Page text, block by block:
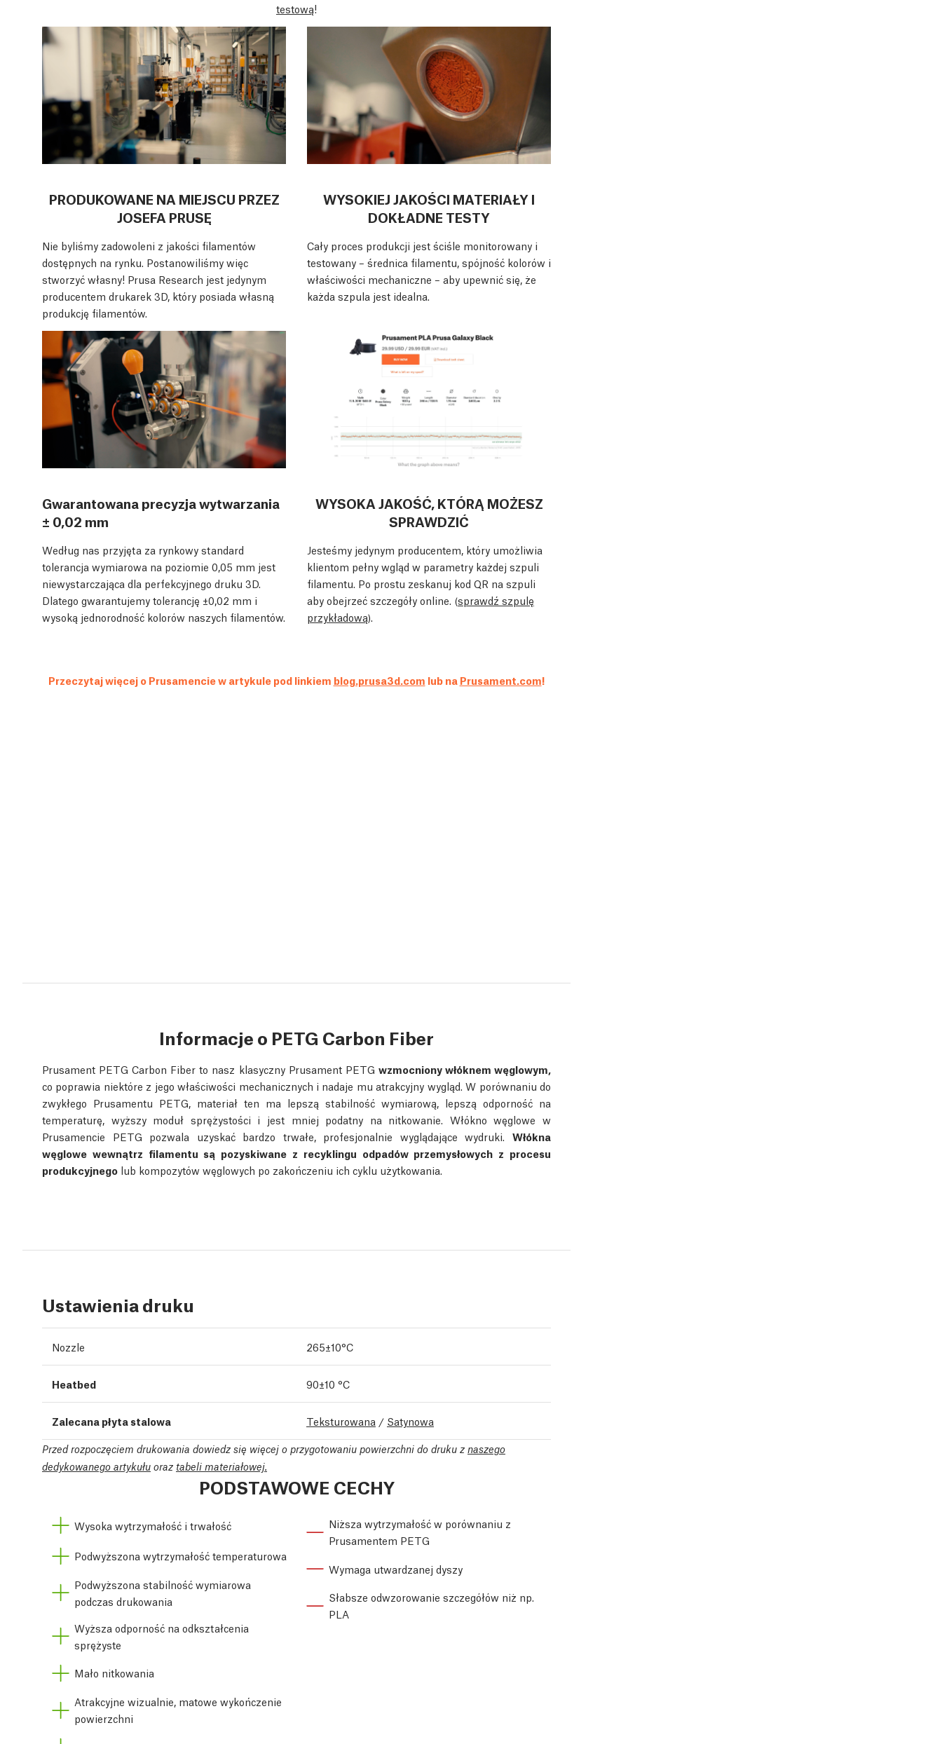
testową!
PRODUKOWANE NA MIEJSCU PRZEZ
JOSEFA PRUSĘ
Nie byliśmy zadowoleni z jakości filamentów
dostępnych na rynku. Postanowiliśmy więc
stworzyć własny! Prusa Research jest jedynym
producentem drukarek 3D, który posiada własną
produkcję filamentów.
WYSOKIEJ JAKOŚCI MATERIAŁY I
DOKŁADNE TESTY
Cały proces produkcji jest ściśle monitorowany i
testowany – średnica filamentu, spójność kolorów i
właściwości mechaniczne – aby upewnić się, że
każda szpula jest idealna.
Gwarantowana precyzja wytwarzania
± 0,02 mm
Według nas przyjęta za rynkowy standard
tolerancja wymiarowa na poziomie 0,05 mm jest
niewystarczająca dla perfekcyjnego druku 3D.
Dlatego gwarantujemy tolerancję ±0,02 mm i
wysoką jednorodność kolorów naszych filamentów.
WYSOKA JAKOŚĆ, KTÓRĄ MOŻESZ
SPRAWDZIĆ
Jesteśmy jedynym producentem, który umożliwia
klientom pełny wgląd w parametry każdej szpuli
filamentu. Po prostu zeskanuj kod QR na szpuli
aby obejrzeć szczegóły online. (sprawdź szpulę
przykładową).
Przeczytaj więcej o Prusamencie w artykule pod linkiem blog.prusa3d.com lub na Prusament.com!
Informacje o PETG Carbon Fiber
Prusament PETG Carbon Fiber to nasz klasyczny Prusament PETG wzmocniony włóknem węglowym,
co poprawia niektóre z jego właściwości mechanicznych i nadaje mu atrakcyjny wygląd. W porównaniu do
zwykłego Prusamentu PETG, materiał ten ma lepszą stabilność wymiarową, lepszą odporność na
temperaturę, wyższy moduł sprężystości i jest mniej podatny na nitkowanie. Włókno węglowe w
Prusamencie PETG pozwala uzyskać bardzo trwałe, profesjonalnie wyglądające wydruki. Włókna
węglowe wewnątrz filamentu są pozyskiwane z recyklingu odpadów przemysłowych z procesu
produkcyjnego lub kompozytów węglowych po zakończeniu ich cyklu użytkowania.
Ustawienia druku
Nozzle 265±10°C
Heatbed 90±10 °C
Zalecana płyta stalowa Teksturowana / Satynowa
Przed rozpoczęciem drukowania dowiedz się więcej o przygotowaniu powierzchni do druku z naszego
dedykowanego artykułu oraz tabeli materiałowej.
PODSTAWOWE CECHY
Wysoka wytrzymałość i trwałość
Podwyższona wytrzymałość temperaturowa
Podwyższona stabilność wymiarowa
podczas drukowania
Wyższa odporność na odkształcenia
sprężyste
Mało nitkowania
Atrakcyjne wizualnie, matowe wykończenie
powierzchni
Niższa wytrzymałość w porównaniu z
Prusamentem PETG
Wymaga utwardzanej dyszy
Słabsze odwzorowanie szczegółów niż np.
PLA